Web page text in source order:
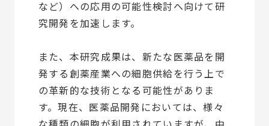
など）への応用の可能性検討へ向けて研
究開発を加速します。
また、本研究成果は、新たな医薬品を開
発する創薬産業への細胞供給を行う上で
の革新的な技術となる可能性がありま
す。現在、医薬品開発においては、様々